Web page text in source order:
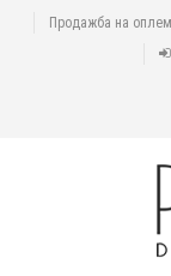
Продажба на